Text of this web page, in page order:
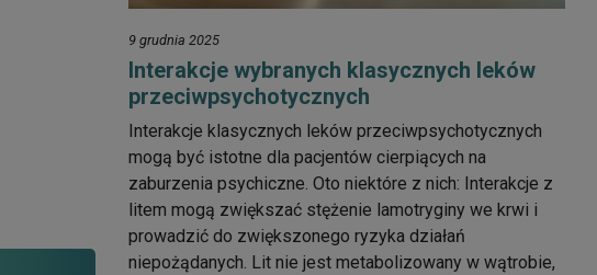
9 grudnia 2025
Interakcje wybranych klasycznych leków
przeciwpsychotycznych
Interakcje klasycznych leków przeciwpsychotycznych
mogą być istotne dla pacjentów cierpiących na
zaburzenia psychiczne. Oto niektóre z nich: Interakcje z
litem mogą zwiększać stężenie lamotryginy we krwi i
prowadzić do zwiększonego ryzyka działań
niepożądanych. Lit nie jest metabolizowany w wątrobie,